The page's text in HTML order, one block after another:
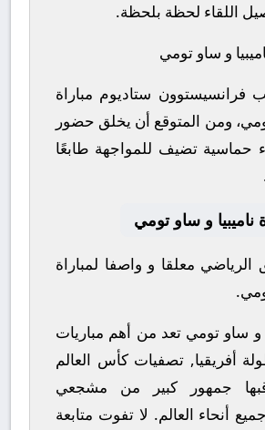
اللقاء لحظة بلحظة.
و ساو تومي
ستاديوم مباراة
ومن المتوقع أن يخلق حضور
حماسية تضيف للمواجهة طابعًا
ناميبيا و ساو تومي
معلقا و واصفا لمباراة
و ساو تومي تعد من أهم مباريات
أفريقيا, تصفيات كأس العالم
جمهور كبير من مشجعي
أنحاء العالم. لا تفوت متابعة